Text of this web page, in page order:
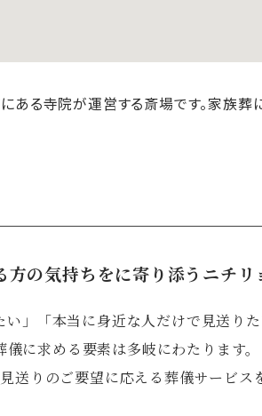
る寺院が運営する斎場です。家族葬
方の気持ちをに寄り添うニチリ
い」「本当に身近な人だけで見送りた
儀に求める要素は多岐にわたります。
送りのご要望に応える葬儀サービス